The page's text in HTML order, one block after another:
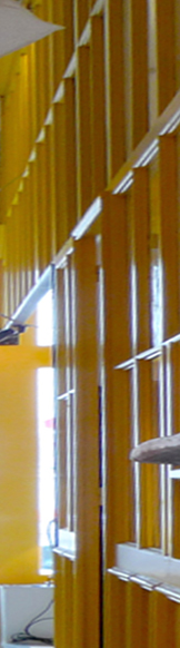
les publications